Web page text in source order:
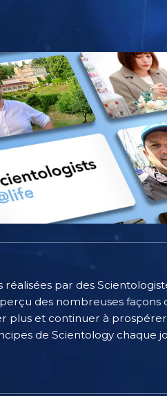
réalisées par des
des nombreuses façons
et continuer à prospérer
de Scientology chaque